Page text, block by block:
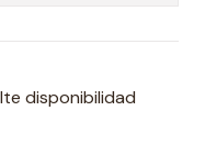
disponibilidad